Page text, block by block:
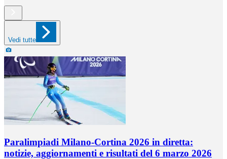
Vedi tutte
Paralimpiadi Milano-Cortina 2026 in diretta:
notizie, aggiornamenti e risultati del 6 marzo 2026